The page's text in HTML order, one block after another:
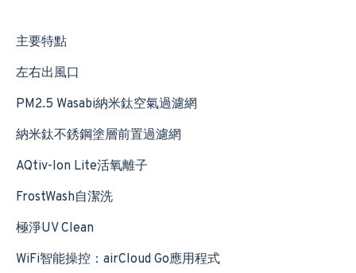
主要特點
左右出風口
PM2.5 Wasabi納米鈦空氣過濾網
納米鈦不銹鋼塗層前置過濾網
AQtiv-Ion Lite活氧離子
FrostWash自潔洗
極淨UV Clean
WiFi智能操控：airCloud Go應用程式